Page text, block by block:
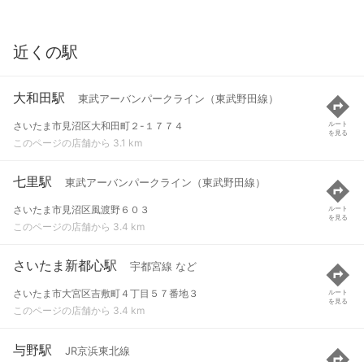
近くの駅
大和田駅 東武アーバンパークライン（東武野田線）
さいたま市見沼区大和田町２-１７７４
このページの店舗から 3.1 km
ルート
を見る
七里駅 東武アーバンパークライン（東武野田線）
さいたま市見沼区風渡野６０３
このページの店舗から 3.4 km
ルート
を見る
さいたま新都心駅 宇都宮線 など
さいたま市大宮区吉敷町４丁目５７番地３
このページの店舗から 3.4 km
ルート
を見る
与野駅 JR京浜東北線